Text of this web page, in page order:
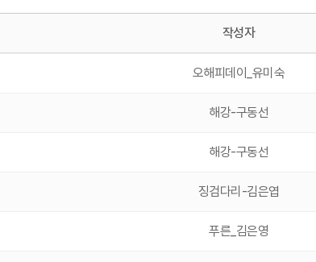
작성자
오해피데이_유미숙
해강-구동선
해강-구동선
징검다리-김은엽
푸른_김은영